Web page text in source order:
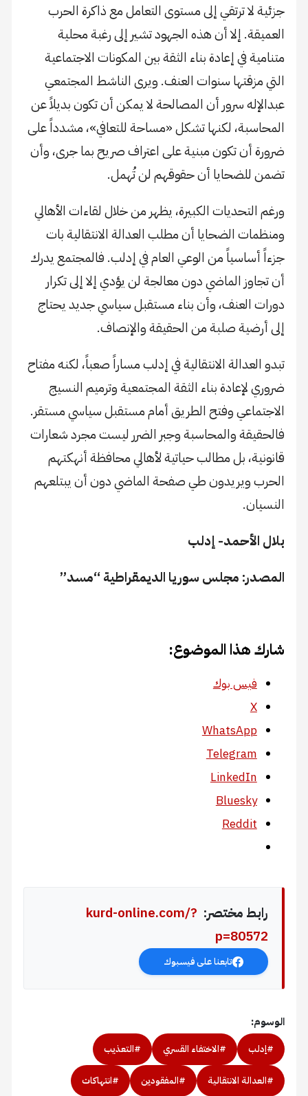
جزئية لا ترتقي إلى مستوى التعامل مع ذاكرة الحرب
العميقة. إلا أن هذه الجهود تشير إلى رغبة محلية
متنامية في إعادة بناء الثقة بين المكونات الاجتماعية
التي مزقتها سنوات العنف. ويرى الناشط المجتمعي
عبدالإله سرور أن المصالحة لا يمكن أن تكون بديلاً عن
المحاسبة، لكنها تشكل «مساحة للتعافي»، مشدداً على
ضرورة أن تكون مبنية على اعتراف صريح بما جرى، وأن
تضمن للضحايا أن حقوقهم لن تُهمل.
ورغم التحديات الكبيرة، يظهر من خلال لقاءات الأهالي
ومنظمات الضحايا أن مطلب العدالة الانتقالية بات
جزءاً أساسياً من الوعي العام في إدلب. فالمجتمع يدرك
أن تجاوز الماضي دون معالجة لن يؤدي إلا إلى تكرار
دورات العنف، وأن بناء مستقبل سياسي جديد يحتاج
إلى أرضية صلبة من الحقيقة والإنصاف.
تبدو العدالة الانتقالية في إدلب مساراً صعباً، لكنه مفتاح
ضروري لإعادة بناء الثقة المجتمعية وترميم النسيج
الاجتماعي وفتح الطريق أمام مستقبل سياسي مستقر.
فالحقيقة والمحاسبة وجبر الضرر ليست مجرد شعارات
قانونية، بل مطالب حياتية لأهالي محافظة أنهكتهم
الحرب ويريدون طي صفحة الماضي دون أن يبتلعهم
النسيان.
بلال الأحمد- إدلب
المصدر: مجلس سوريا الديمقراطية “مسد”
شارك هذا الموضوع:
فيس بوك
X
WhatsApp
Telegram
LinkedIn
Bluesky
Reddit
رابط مختصر: kurd-online.com/?
p=80572
تابعنا على فيسبوك
الوسوم:
#إدلب #الاختفاء القسري #التعذيب
#العدالة الانتقالية #المفقودين #انتهاكات